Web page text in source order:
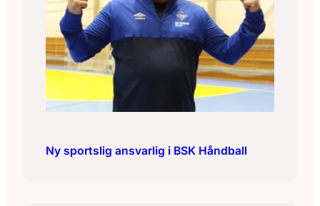
Ny sportslig ansvarlig i BSK Håndball